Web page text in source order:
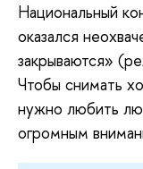
Национальный
оказался
закрываются»
Чтобы снимать
нужно любить
огромным